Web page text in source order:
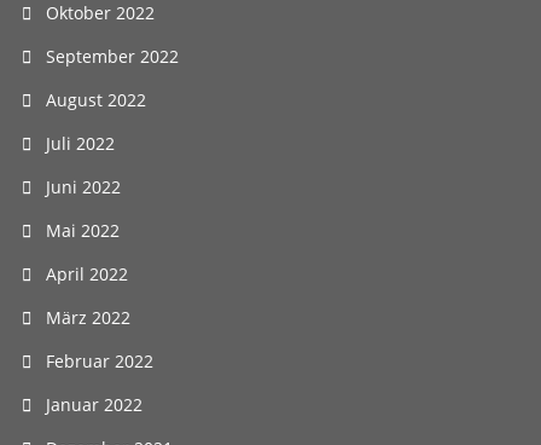
Oktober 2022
September 2022
August 2022
Juli 2022
Juni 2022
Mai 2022
April 2022
März 2022
Februar 2022
Januar 2022